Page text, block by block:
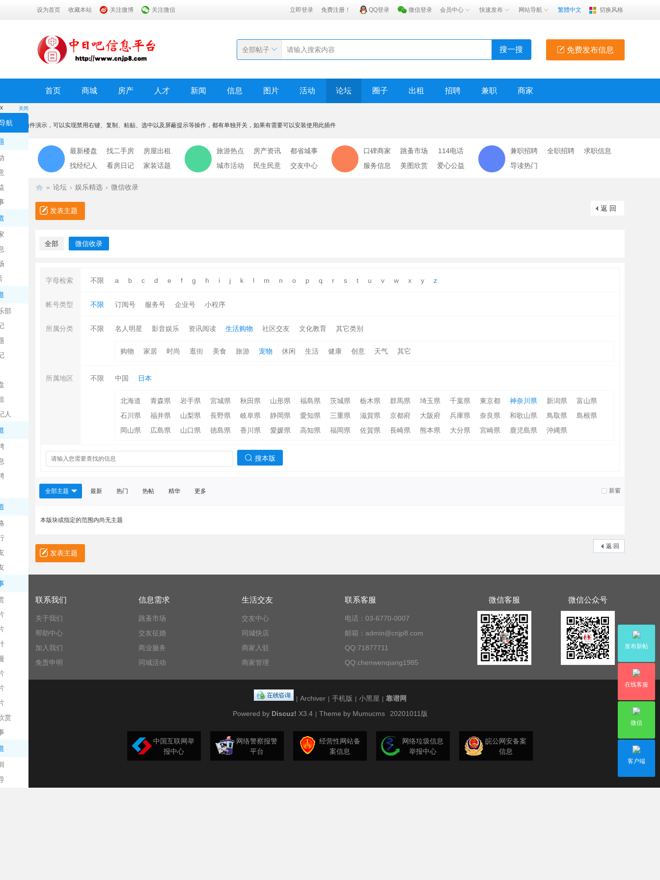
设为首页 收藏本站 关注微博 关注微信 立即登录 免费注册！ QQ登录 微信登录 会员中心 快速发布 网站导航 繁體中文 切换风格
免费发布信息
全部帖子 搜一搜
首页 商城 房产 人才 新闻 信息 图片 活动 论坛 圈子 出租 招聘 兼职 商家
关闭
航
部
人
赏
x
本功能为插件演示，可以实现禁用右键、复制、粘贴、选中以及屏蔽提示等操作，都有单独开关，如果有需要可以安装使用此插件
我知道了
最新楼盘 找二手房
房屋出租
找经纪人
看房日记 家装话题
旅游热点 房产资讯
都省城事
城市活动
民生民意 交友中心
口碑商家 跳蚤市场
114电话
服务信息
美图欣赏 爱心公益
兼职招聘 全职招聘
求职信息
导读热门
信
息
» 论坛 › 娱乐精选 › 微信收录
返 回
发表主题
全部 微信收录
字母检索 不限 a b c d e f g h i j k l m n o p q r s t u v w x y z
帐号类型 不限 订阅号 服务号 企业号 小程序
所属分类 不限 名人明星 影音娱乐 资讯阅读 生活购物 社区交友 文化教育 其它类别
购物 家居 时尚 逛街 美食 旅游 宠物 休闲 生活 健康 创意 天气 其它
所属地区 不限 中国 日本
北海道 青森県 岩手県 宮城県 秋田県 山形県 福島県 茨城県 栃木県 群馬県 埼玉県 千葉県 東京都 神奈川県 新潟県
富山県
石川県
福井県 山梨県 長野県 岐阜県 静岡県 愛知県 三重県 滋賀県 京都府 大阪府 兵庫県 奈良県 和歌山県 鳥取県
島根県
岡山県
広島県 山口県 徳島県 香川県 愛媛県 高知県 福岡県 佐賀県 長崎県 熊本県 大分県 宮崎県 鹿児島県 沖縄県
搜本版
新窗
全部主题 最新 热门 热帖 精华 更多
本版块或指定的范围内尚无主题
返 回
发表主题
发布新帖
在线客服
微信
客户端
联系我们
关于我们
帮助中心
加入我们
免责申明
信息需求
跳蚤市场
交友征婚
商业服务
同城活动
生活交友
交友中心
同城快店
商家入驻
商家管理
联系客服
电话：03-6770-0007
邮箱：admin@cnjp8.com
QQ:71877711
QQ:chenwenqiang1985
微信客服 微信公众号
Archiver 手机版 小黑屋
靠谱网
Powered by Discuz! X3.4 Theme by Mumucms 20201011版
中国互联网举
报中心
网络警察报警
平台
经营性网站备
案信息
网络垃圾信息
举报中心
皖公网安备案
信息